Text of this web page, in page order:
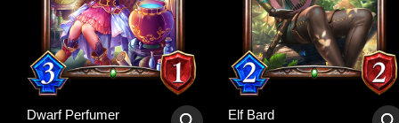
Dwarf Perfumer Elf Bard